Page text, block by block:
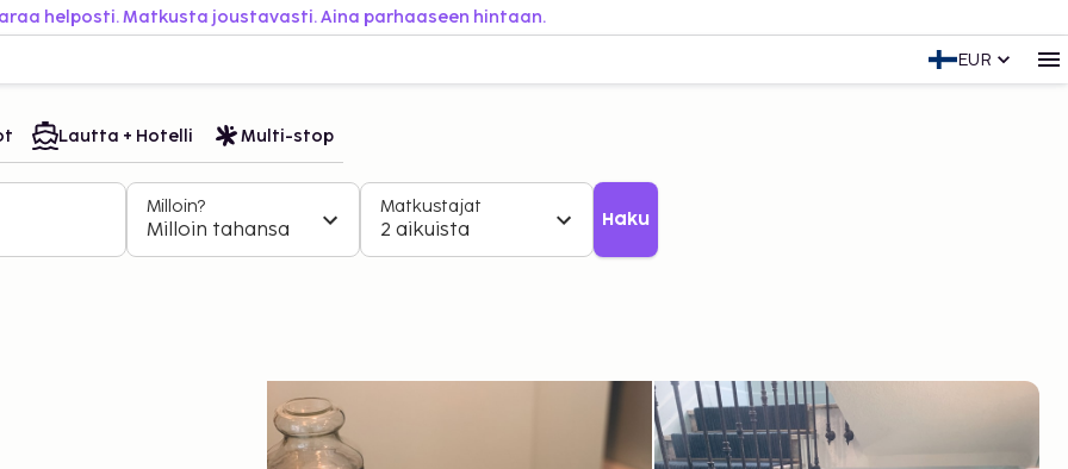
helposti. Matkusta joustavasti. Aina parhaaseen hintaan.
EUR
Lautta + Hotelli Multi-stop
Milloin?
Milloin tahansa
Matkustajat
2 aikuista Haku